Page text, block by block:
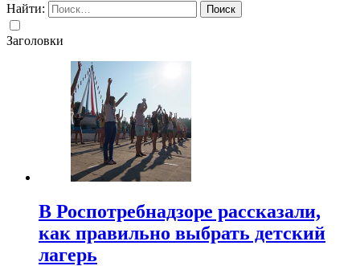
Найти:
Заголовки
В Роспотребнадзоре рассказали,
как правильно выбрать детский
лагерь